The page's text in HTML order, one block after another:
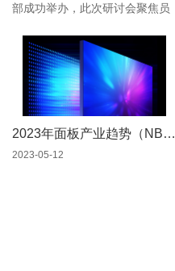
部成功举办，此次研讨会聚焦员
生代管理的新发展，助力公司的
快速发展与壮大。
2023年面板产业趋势（NB、显示器、电视）
2023-05-12